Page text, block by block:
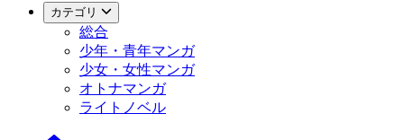
カテゴリ
総合
少年・青年マンガ
少女・女性マンガ
オトナマンガ
ライトノベル